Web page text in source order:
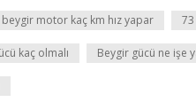
motor kaç km hız yapar
kaç olmalı Beygir gücü ne işe